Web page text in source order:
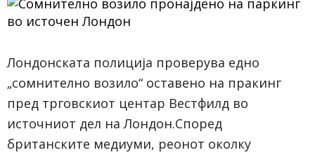
Лондонската полиција проверува едно
„сомнително возило“ оставено на пракинг
пред трговскиот центар Вестфилд во
источниот дел на Лондон.Според
британските медиуми, реонот околку